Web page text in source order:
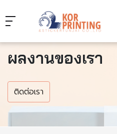
ผลงานของเรา
ติดต่อเรา